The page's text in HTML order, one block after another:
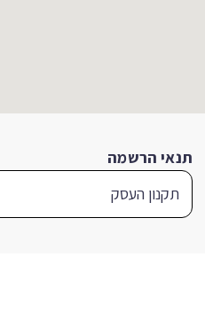
תנאי הרשמה
תקנון העסק